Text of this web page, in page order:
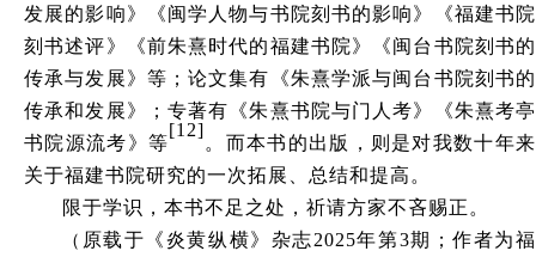
发展的影响》《闽学人物与书院刻书的影响》《福建书院
刻书述评》《前朱熹时代的福建书院》《闽台书院刻书的
传承与发展》等；论文集有《朱熹学派与闽台书院刻书的
传承和发展》；专著有《朱熹书院与门人考》《朱熹考亭
书院源流考》等
[12]
。而本书的出版，则是对我数十年来
关于福建书院研究的一次拓展、总结和提高。
限于学识，本书不足之处，祈请方家不吝赐正。
（ 原载于《炎黄纵横》杂志2025年第3期； 作者为福